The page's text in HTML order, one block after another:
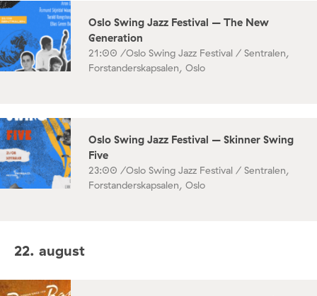
Oslo Swing Jazz Festival – The New
Generation
21:00 /Oslo Swing Jazz Festival / Sentralen,
Forstanderskapsalen, Oslo
Oslo Swing Jazz Festival – Skinner Swing
Five
23:00 /Oslo Swing Jazz Festival / Sentralen,
Forstanderskapsalen, Oslo
22. august